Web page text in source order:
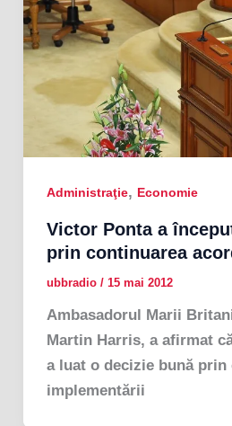
Administraţie, Economie
Victor Ponta a
prin continuarea
ubbradio / 15 mai 2012
Ambasadorul Marii
Martin Harris, a afirmat
a luat o decizie bună prin
implementării